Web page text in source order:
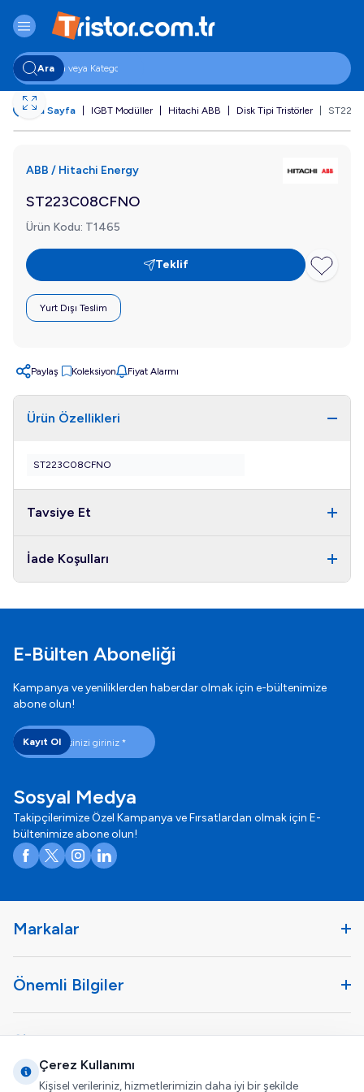
Ara
Ana Sayfa IGBT Modüller Hitachi ABB Disk Tipi Tristörler
ABB / Hitachi Energy
ST223C08CFNO
Ürün Kodu: T1465
Teklif Favoriye
Yurt Dışı Teslim
Paylaş
Paylaş Koleksiyon Fiyat Alarmı
Ürün Özellikleri
ST223C08CFNO
Tavsiye Et
İade Koşulları
E-Bülten Aboneliği
Kampanya ve yeniliklerden haberdar olmak için e-bültenimize
abone olun!
Kayıt Ol
Sosyal Medya
Takipçilerimize Özel Kampanya ve Fırsatlardan olmak için E-
bültenimize abone olun!
Facebook
X Instagram
LinkedIn
Markalar
Önemli Bilgiler
Şirket
Çerez Kullanımı
Kişisel verileriniz, hizmetlerimizin daha iyi bir şekilde